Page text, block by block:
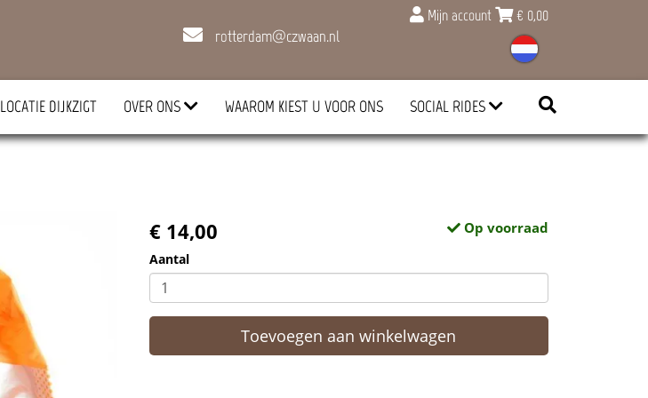
Mijn account € 0,00
rotterdam@czwaan.nl
LOCATIE DIJKZIGT OVER ONS WAAROM KIEST U VOOR ONS SOCIAL RIDES
€ 14,00
Op voorraad
Aantal
Toevoegen aan winkelwagen